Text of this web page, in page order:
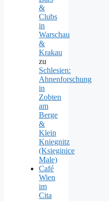
&
Clubs
in
Warschau
&
Krakau
zu
Schlesien:
Ahnenforschung
in
Zobten
am
Berge
&
Klein
Kniegnitz
(Ksieginice
Male)
Café
Wien
im
Cita